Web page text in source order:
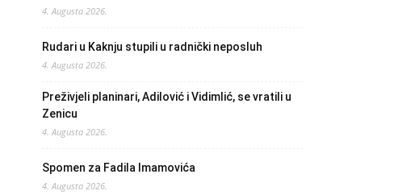
4. Augusta 2026.
Rudari u Kaknju stupili u radnički neposluh
4. Augusta 2026.
Preživjeli planinari, Adilović i Vidimlić, se vratili u
Zenicu
4. Augusta 2026.
Spomen za Fadila Imamovića
4. Augusta 2026.